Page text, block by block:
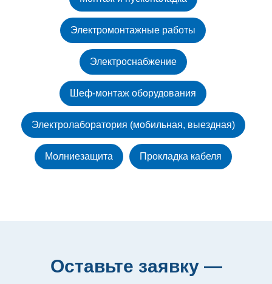
Электромонтажные работы
Электроснабжение
Шеф-монтаж оборудования
Электролаборатория (мобильная, выездная)
Молниезащита Прокладка кабеля
Оставьте заявку —